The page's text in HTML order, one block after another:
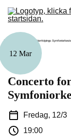
12 Mar
Concerto
Fredag, 12/3
19:00